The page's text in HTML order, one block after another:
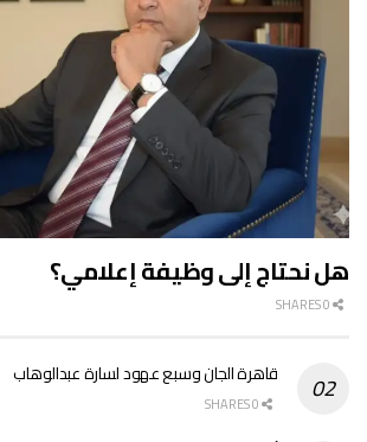
هل نحتاج إلى وظيفة إعلامي؟
قاهرة الجان وسبع عهود لسارة عبدالوهاب